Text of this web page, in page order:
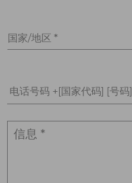
国家/地区 *
电话号码 +[国家代码] [号码]